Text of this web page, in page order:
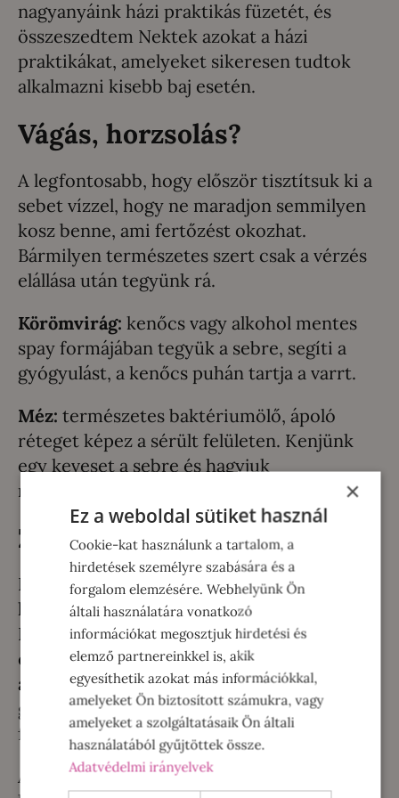
nagyanyáink házi praktikás füzetét, és
összeszedtem Nektek azokat a házi
praktikákat, amelyeket sikeresen tudtok
alkalmazni kisebb baj esetén.
Vágás, horzsolás?
A legfontosabb, hogy először tisztítsuk ki a
sebet vízzel, hogy ne maradjon semmilyen
kosz benne, ami fertőzést okozhat.
Bármilyen természetes szert csak a vérzés
elállása után tegyünk rá.
Körömvirág: kenőcs vagy alkohol mentes
spay formájában tegyük a sebre, segíti a
gyógyulást, a kenőcs puhán tartja a varrt.
Méz: természetes baktériumölő, ápoló
réteget képez a sérült felületen. Kenjünk
egy keveset a sebre és hagyjuk
megszáradni.
Zúzódás
Ez talán – legalábbis nálam – a
leggyakrabban előforduló sérülés típus.
Beütjük, belerúgunk, ráesik… és máris ott
éktelenkedik a kék-zöld-lila folt. Ez
általában magától elmúlik, de egy két
gyógynövénnyel gyorsíthatjuk a gyógyulási
folyamatot.
Az
árnikatartalmú szereket évezredek óta
×
Ez a weboldal sütiket használ
Cookie-kat használunk a tartalom, a
hirdetések személyre szabására és a
forgalom elemzésére. Webhelyünk Ön
általi használatára vonatkozó
információkat megosztjuk hirdetési és
elemző partnereinkkel is, akik
egyesíthetik azokat más információkkal,
amelyeket Ön biztosított számukra, vagy
amelyeket a szolgáltatásaik Ön általi
használatából gyűjtöttek össze.
Adatvédelmi irányelvek